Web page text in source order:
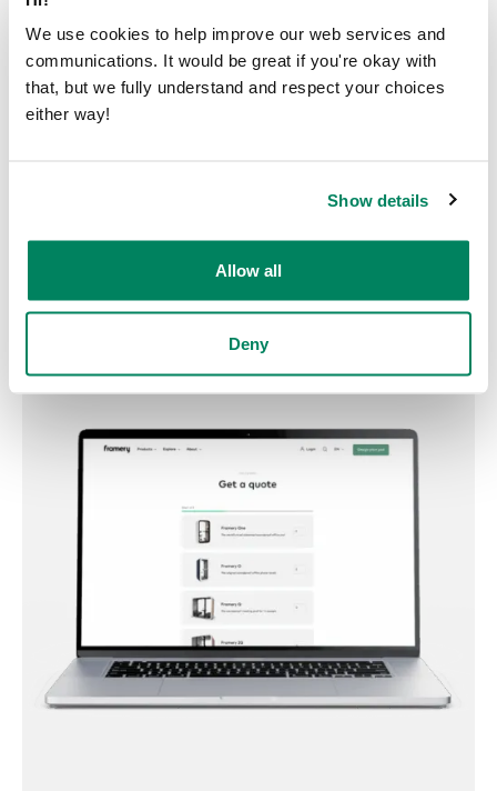
We use cookies to help improve our web services and
communications. It would be great if you're okay with
that, but we fully understand and respect your choices
either way!
Show details
Allow all
Deny
Obtenez votre devis ici. Écrivez-